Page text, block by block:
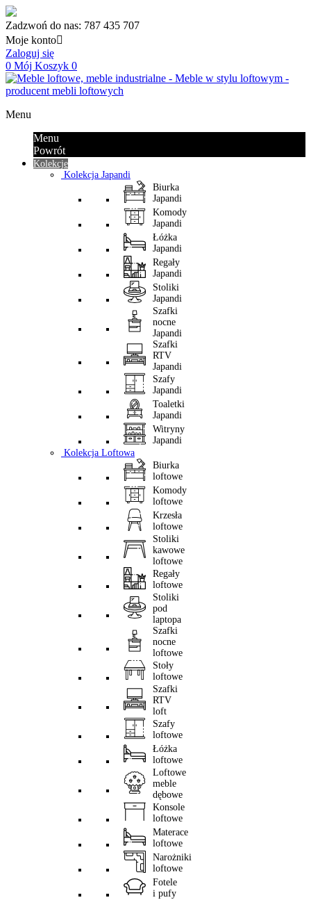
Zadzwoń do nas: 787 435 707
Moje konto
Zaloguj się
0 Mój Koszyk 0
Menu
Menu
Powrót
Kolekcje
Kolekcja Japandi
Biurka
Japandi
Komody
Japandi
Łóżka
Japandi
Regały
Japandi
Stoliki
Japandi
Szafki
nocne
Japandi
Szafki
RTV
Japandi
Szafy
Japandi
Toaletki
Japandi
Witryny
Japandi
Kolekcja Loftowa
Biurka
loftowe
Komody
loftowe
Krzesła
loftowe
Stoliki
kawowe
loftowe
Regały
loftowe
Stoliki
pod
laptopa
Szafki
nocne
loftowe
Stoły
loftowe
Szafki
RTV
loft
Szafy
loftowe
Łóżka
loftowe
Loftowe
meble
dębowe
Konsole
loftowe
Materace
loftowe
Narożniki
loftowe
Fotele
i pufy